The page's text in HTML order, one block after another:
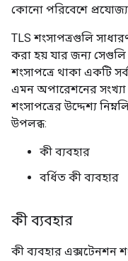
কোনো পরিবেশে
TLS শংসাপত্রগুলি
করা হয় যার জন্য সেগুলি
শংসাপত্রে থাকা একটি
এমন অপারেশনের সংখ্যা
শংসাপত্রের উদ্দেশ্য
উপলব্ধ:
কী ব্যবহার
বর্ধিত কী ব্যবহার
কী ব্যবহার
কী ব্যবহার এক্সটেনশন